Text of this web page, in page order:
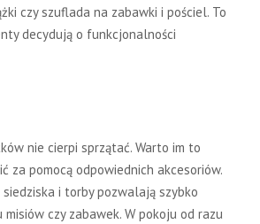
czy szuflada na zabawki i pościel. To
decydują o funkcjonalności
nie cierpi sprzątać. Warto im to
za pomocą odpowiednich akcesoriów.
i torby pozwalają szybko
czy zabawek. W pokoju od razu